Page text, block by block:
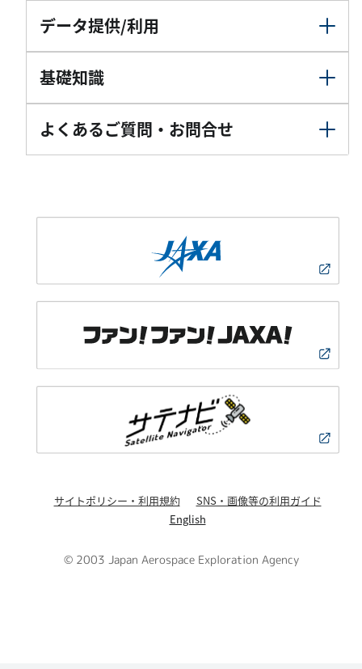
データ提供/利用
基礎知識
よくあるご質問・お問合せ
サイトポリシー・利用規約
SNS・画像等の利用ガイド
English
© 2003 Japan Aerospace Exploration Agency